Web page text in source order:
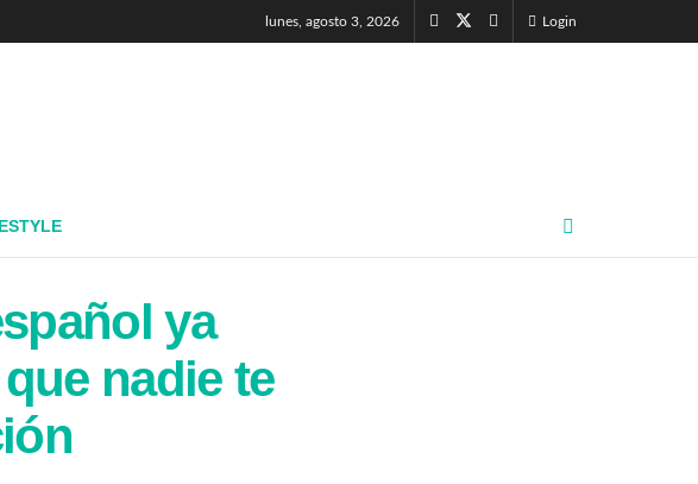
lunes, agosto 3, 2026 Login
ya
nadie te